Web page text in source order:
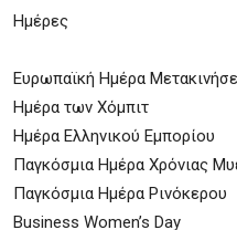
Ημέρες
Ευρωπαϊκή Ημέρα
Ημέρα των Χόμπιτ
Ημέρα Ελληνικού Εμπορίου
Παγκόσμια Ημέρα Χρόνιας
Παγκόσμια Ημέρα Ρινόκερου
Business Women’s Day